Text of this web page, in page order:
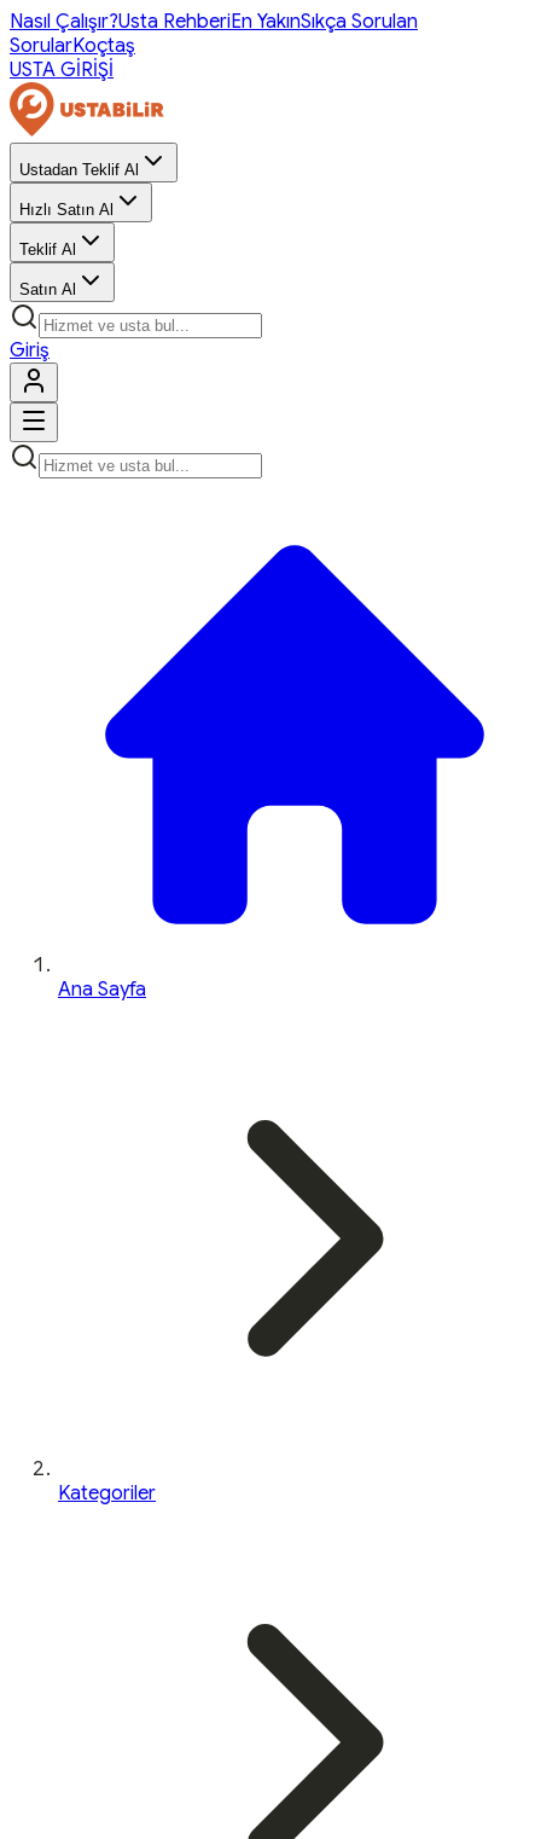
Nasıl Çalışır?Usta RehberiEn YakınSıkça Sorulan
SorularKoçtaş
USTA GİRİŞİ
Ustadan Teklif Al
Hızlı Satın Al
Teklif Al
Satın Al
Giriş
Ana Sayfa
Kategoriler